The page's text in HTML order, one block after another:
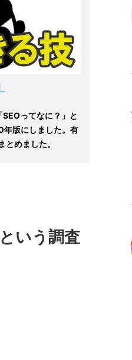
ってなに？」と
版にしました。有
めました。
いう調査